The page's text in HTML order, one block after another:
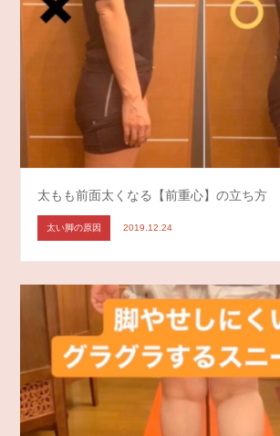
太もも前面太くなる【前重心】の立ち方
太い脚の原因 2019.12.24